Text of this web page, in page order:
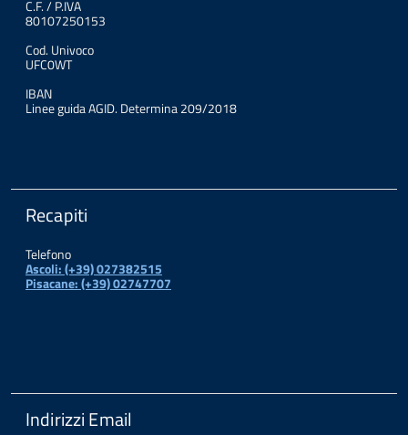
C.F. / P.IVA
80107250153
Cod. Univoco
UFC0WT
IBAN
Linee guida AGID. Determina 209/2018
Recapiti
Telefono
Ascoli: (+39) 027382515
Pisacane: (+39) 02747707
Indirizzi Email